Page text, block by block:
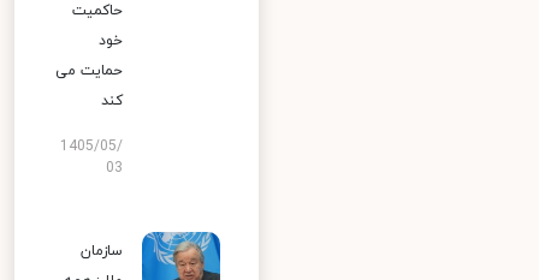
حاکمیت
خود
حمایت می
کند
1405/05/
03
سازمان